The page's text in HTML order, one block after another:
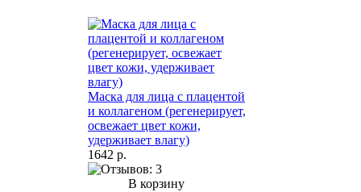
Маска для лица с плацентой
и коллагеном (регенерирует,
освежает цвет кожи,
удерживает влагу)
1642 р.
В корзину